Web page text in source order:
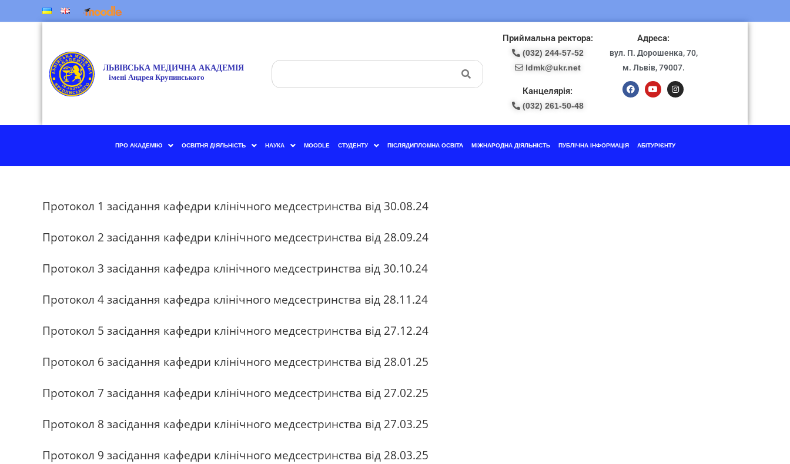
Приймальна ректора:
(032) 244-57-52
ldmk@ukr.net
Канцелярія:
(032) 261-50-48
Адреса:
вул. П. Дорошенка, 70,
м. Львів, 79007.
ПРО АКАДЕМІЮ ОСВІТНЯ ДІЯЛЬНІСТЬ НАУКА MOODLE СТУДЕНТУ ПІСЛЯДИПЛОМНА ОСВІТА МІЖНАРОДНА ДІЯЛЬНІСТЬ ПУБЛІЧНА ІНФОРМАЦІЯ АБІТУРІЄНТУ
Протокол 1 засідання кафедри клінічного медсестринства від 30.08.24
Протокол 2 засідання кафедри клінічного медсестринства від 28.09.24
Протокол 3 засідання кафедра клінічного медсестринства від 30.10.24
Протокол 4 засідання кафедра клінічного медсестринства від 28.11.24
Протокол 5 засідання кафедри клінічного медсестринства від 27.12.24
Протокол 6 засідання кафедри клінічного медсестринства від 28.01.25
Протокол 7 засідання кафедри клінічного медсестринства від 27.02.25
Протокол 8 засідання кафедри клінічного медсестринства від 27.03.25
Протокол 9 засідання кафедри клінічного медсестринства від 28.03.25